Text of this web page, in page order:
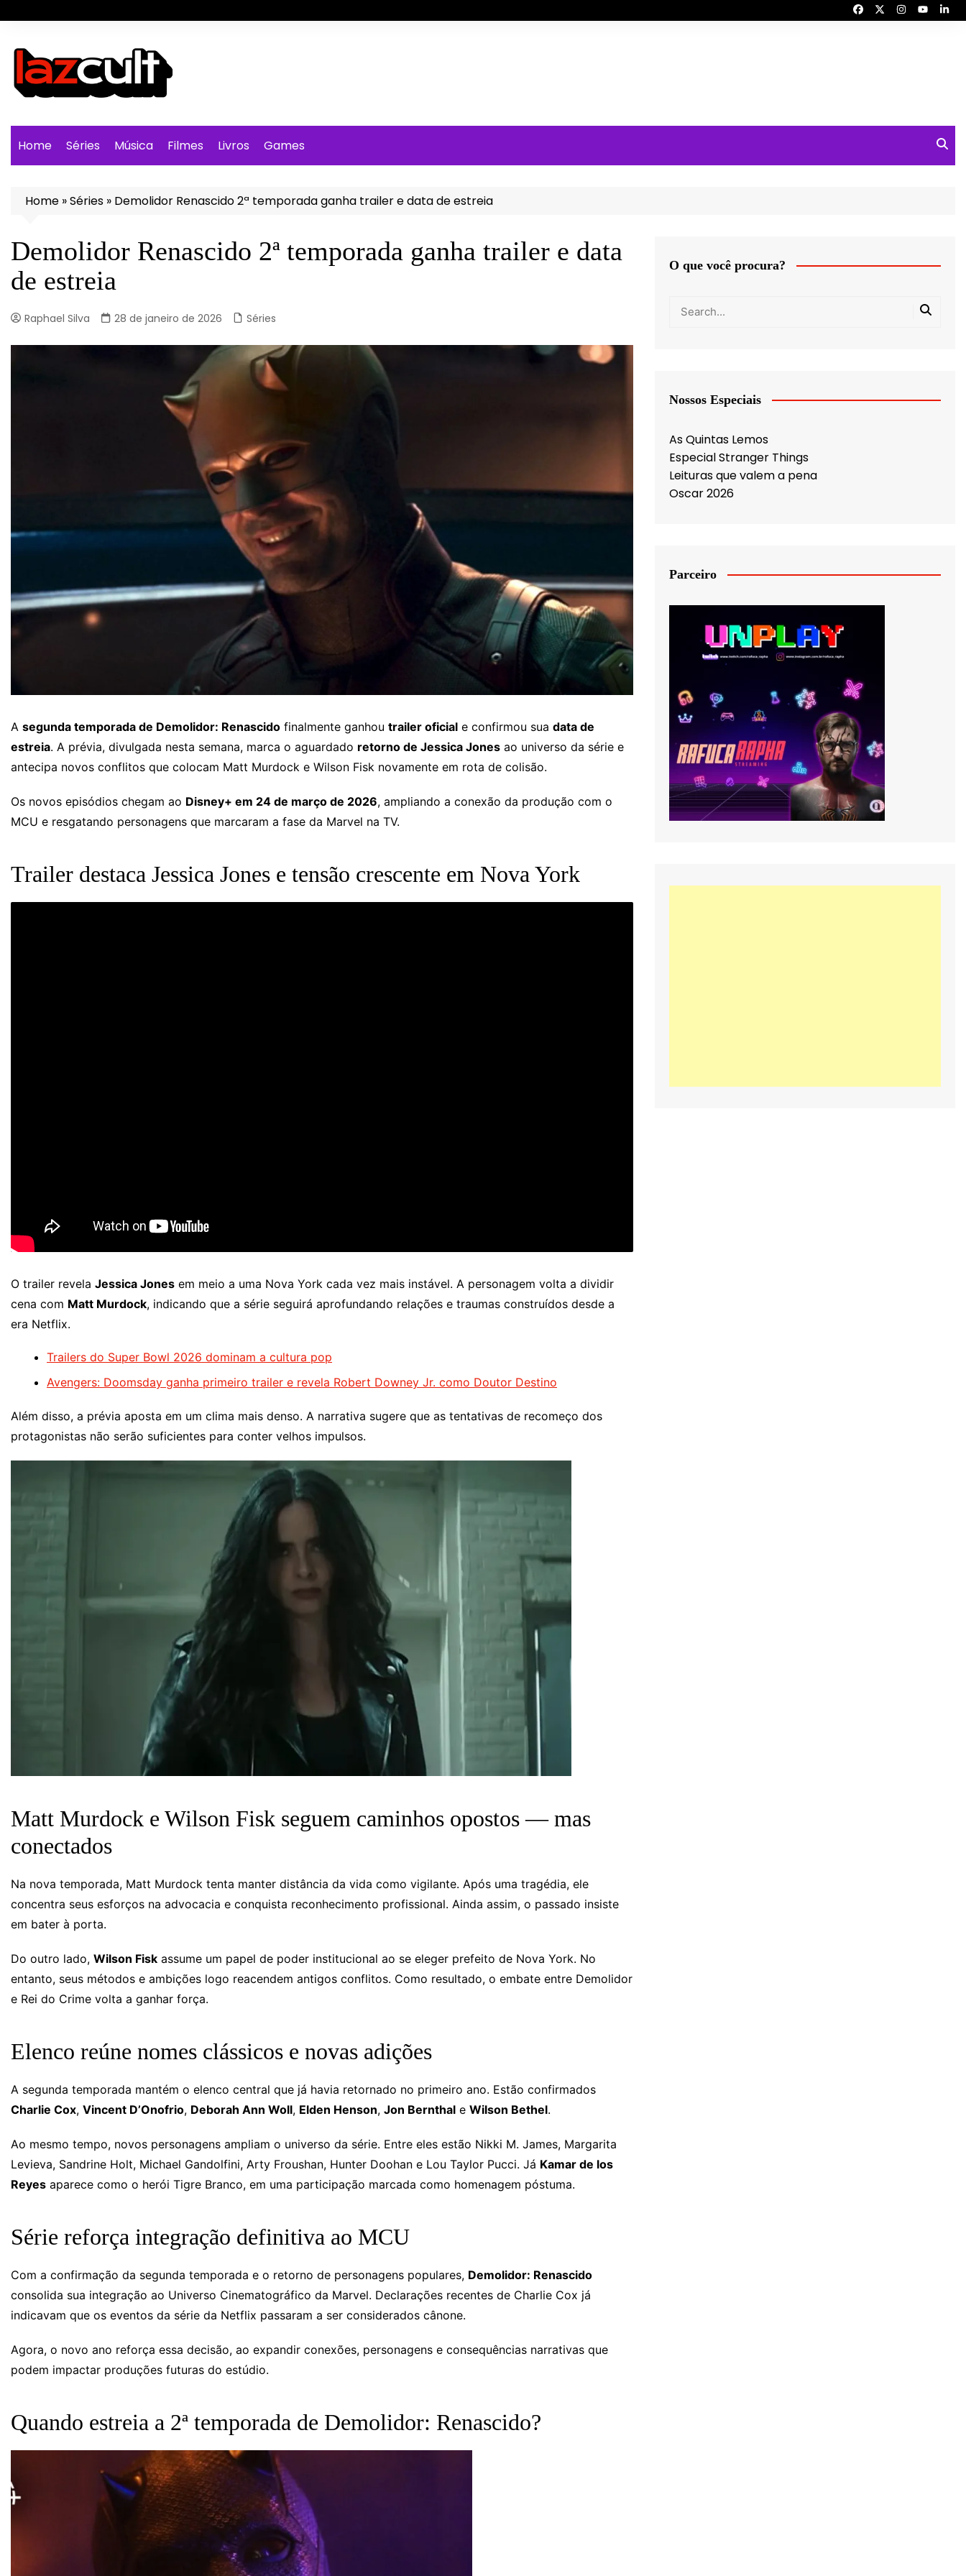
para
conteúdo
Home Séries Música Filmes Livros Games
Home »Séries » Demolidor Renascido 2ª temporada ganha trailer e data de estreia
Demolidor Renascido 2ª temporada ganha trailer e data
de estreia
Raphael Silva 28 de janeiro de 2026 Séries
A segunda temporada de Demolidor: Renascido finalmente ganhou trailer oficial e confirmou sua data de
estreia. A prévia, divulgada nesta semana, marca o aguardado retorno de Jessica Jones ao universo da série e
antecipa novos conflitos que colocam Matt Murdock e Wilson Fisk novamente em rota de colisão.
Os novos episódios chegam ao Disney+ em 24 de março de 2026, ampliando a conexão da produção com o
MCU e resgatando personagens que marcaram a fase da Marvel na TV.
Trailer destaca Jessica Jones e tensão crescente em Nova York
O trailer revela Jessica Jones em meio a uma Nova York cada vez mais instável. A personagem volta a dividir
cena com Matt Murdock, indicando que a série seguirá aprofundando relações e traumas construídos desde a
era Netflix.
Trailers do Super Bowl 2026 dominam a cultura pop
Avengers: Doomsday ganha primeiro trailer e revela Robert Downey Jr. como Doutor Destino
Além disso, a prévia aposta em um clima mais denso. A narrativa sugere que as tentativas de recomeço dos
protagonistas não serão suficientes para conter velhos impulsos.
Matt Murdock e Wilson Fisk seguem caminhos opostos — mas
conectados
Na nova temporada, Matt Murdock tenta manter distância da vida como vigilante. Após uma tragédia, ele
concentra seus esforços na advocacia e conquista reconhecimento profissional. Ainda assim, o passado insiste
em bater à porta.
Do outro lado, Wilson Fisk assume um papel de poder institucional ao se eleger prefeito de Nova York. No
entanto, seus métodos e ambições logo reacendem antigos conflitos. Como resultado, o embate entre Demolidor
e Rei do Crime volta a ganhar força.
Elenco reúne nomes clássicos e novas adições
A segunda temporada mantém o elenco central que já havia retornado no primeiro ano. Estão confirmados
Charlie Cox, Vincent D’Onofrio, Deborah Ann Woll, Elden Henson, Jon Bernthal e Wilson Bethel.
Ao mesmo tempo, novos personagens ampliam o universo da série. Entre eles estão Nikki M. James, Margarita
Levieva, Sandrine Holt, Michael Gandolfini, Arty Froushan, Hunter Doohan e Lou Taylor Pucci. Já Kamar de los
Reyes aparece como o herói Tigre Branco, em uma participação marcada como homenagem póstuma.
Série reforça integração definitiva ao MCU
Com a confirmação da segunda temporada e o retorno de personagens populares, Demolidor: Renascido
consolida sua integração ao Universo Cinematográfico da Marvel. Declarações recentes de Charlie Cox já
indicavam que os eventos da série da Netflix passaram a ser considerados cânone.
Agora, o novo ano reforça essa decisão, ao expandir conexões, personagens e consequências narrativas que
podem impactar produções futuras do estúdio.
Quando estreia a 2ª temporada de Demolidor: Renascido?
O que você procura?
Nossos Especiais
As Quintas Lemos
Especial Stranger Things
Leituras que valem a pena
Oscar 2026
Parceiro